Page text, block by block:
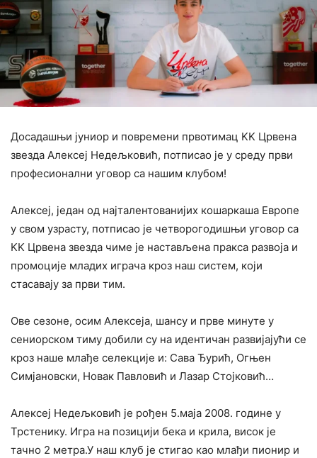
Досадашњи јуниор и повремени првотимац KK Црвена
звезда Алексеј Недељковић, потписао је у среду први
професионални уговор са нашим клубом!
Алексеј, један од најталентованијих кошаркаша Европе
у свом узрасту, потписао је четворогодишњи уговор са
KK Црвена звезда чиме је настављена пракса развоја и
промоције младих играча кроз наш систем, који
стасавају за први тим.
Ове сезоне, осим Алексеја, шансу и прве минуте у
сениорском тиму добили су на идентичан развијајући се
кроз наше млађе селекције и: Сава Ђурић, Огњен
Симјановски, Новак Павловић и Лазар Стојковић…
Алексеј Недељковић је рођен 5.маја 2008. године у
Трстенику. Игра на позицији бека и крила, висок је
тачно 2 метра.У наш клуб је стигао као млађи пионир и